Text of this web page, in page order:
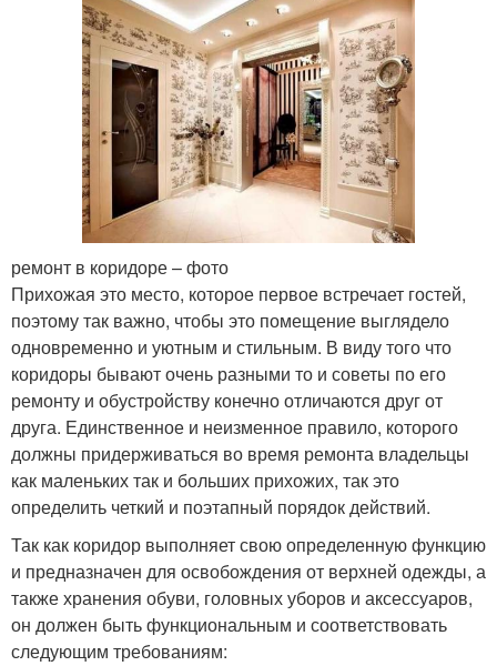
ремонт в коридоре – фото
Прихожая это место, которое первое встречает гостей,
поэтому так важно, чтобы это помещение выглядело
одновременно и уютным и стильным. В виду того что
коридоры бывают очень разными то и советы по его
ремонту и обустройству конечно отличаются друг от
друга. Единственное и неизменное правило, которого
должны придерживаться во время ремонта владельцы
как маленьких так и больших прихожих, так это
определить четкий и поэтапный порядок действий.
Так как коридор выполняет свою определенную функцию
и предназначен для освобождения от верхней одежды, а
также хранения обуви, головных уборов и аксессуаров,
он должен быть функциональным и соответствовать
следующим требованиям: